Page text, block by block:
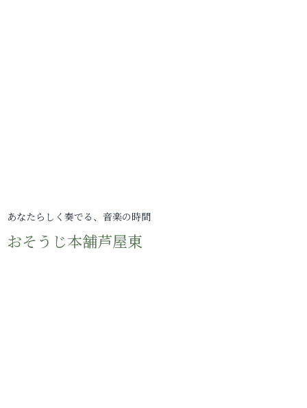
あなたらしく奏でる、音楽の時間
おそうじ本舗芦屋東